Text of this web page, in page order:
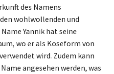
des Namens
wohlwollenden und
Yannik hat seine
wo er als Koseform von
wird. Zudem kann
angesehen werden, was